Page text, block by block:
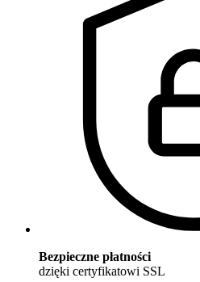
Bezpieczne płatności
dzięki certyfikatowi SSL